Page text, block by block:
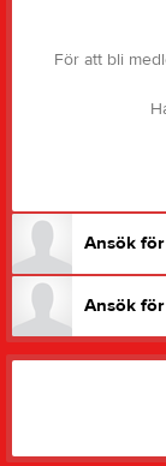
För att bli
Ansök
Ansök